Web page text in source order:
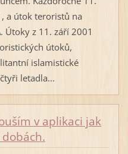
a útok teroristů na
Útoky z 11. září 2001
útoků,
islamistické
letadla...
v aplikaci jak